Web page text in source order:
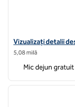
Vizualizați detaliile
Vizualizați detalii
5,08 milă
Mic dejun gratuit
1 din 12